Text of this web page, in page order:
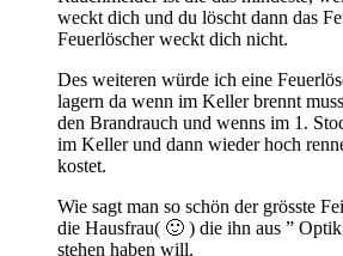
weckt dich und du löscht dann das
Feuerlöscher weckt dich nicht.
Des weiteren würde ich eine
lagern da wenn im Keller brennt
den Brandrauch und wenns im 1.
im Keller und dann wieder hoch
kostet.
Wie sagt man so schön der grösste
die Hausfrau( 🙂 ) die ihn aus ”
stehen haben will.